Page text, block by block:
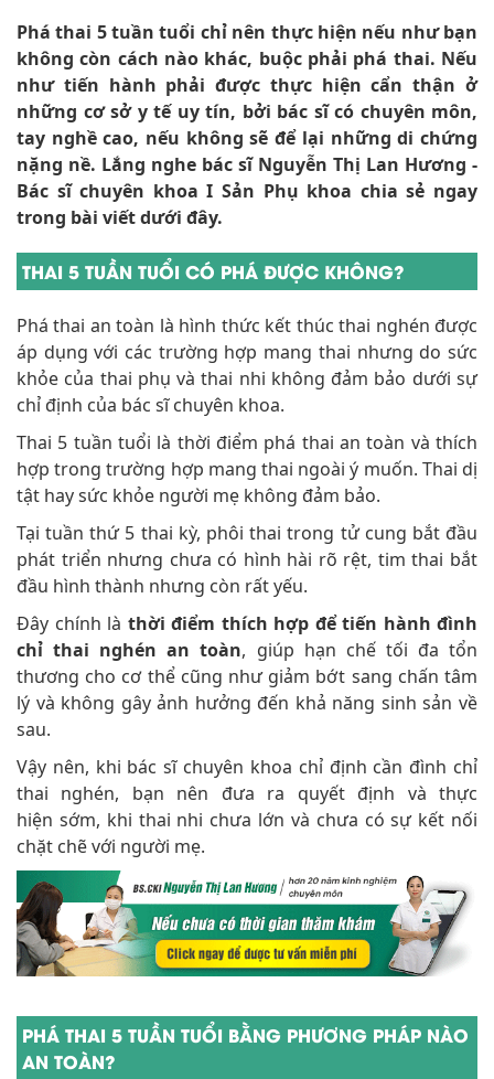
Phá thai 5 tuần tuổi chỉ nên thực hiện nếu như bạn
không còn cách nào khác, buộc phải phá thai. Nếu
như tiến hành phải được thực hiện cẩn thận ở
những cơ sở y tế uy tín, bởi bác sĩ có chuyên môn,
tay nghề cao, nếu không sẽ để lại những di chứng
nặng nề. Lắng nghe bác sĩ Nguyễn Thị Lan Hương -
Bác sĩ chuyên khoa I Sản Phụ khoa chia sẻ ngay
trong bài viết dưới đây.
THAI 5 TUẦN TUỔI CÓ PHÁ ĐƯỢC KHÔNG?
Phá thai an toàn là hình thức kết thúc thai nghén được
áp dụng với các trường hợp mang thai nhưng do sức
khỏe của thai phụ và thai nhi không đảm bảo dưới sự
chỉ định của bác sĩ chuyên khoa.
Thai 5 tuần tuổi là thời điểm phá thai an toàn và thích
hợp trong trường hợp mang thai ngoài ý muốn. Thai dị
tật hay sức khỏe người mẹ không đảm bảo.
Tại tuần thứ 5 thai kỳ, phôi thai trong tử cung bắt đầu
phát triển nhưng chưa có hình hài rõ rệt, tim thai bắt
đầu hình thành nhưng còn rất yếu.
Đây chính là thời điểm thích hợp để tiến hành đình
chỉ thai nghén an toàn, giúp hạn chế tối đa tổn
thương cho cơ thể cũng như giảm bớt sang chấn tâm
lý và không gây ảnh hưởng đến khả năng sinh sản về
sau.
Vậy nên, khi bác sĩ chuyên khoa chỉ định cần đình chỉ
thai nghén, bạn nên đưa ra quyết định và thực
hiện sớm, khi thai nhi chưa lớn và chưa có sự kết nối
chặt chẽ với người mẹ.
PHÁ THAI 5 TUẦN TUỔI BẰNG PHƯƠNG PHÁP NÀO
AN TOÀN?